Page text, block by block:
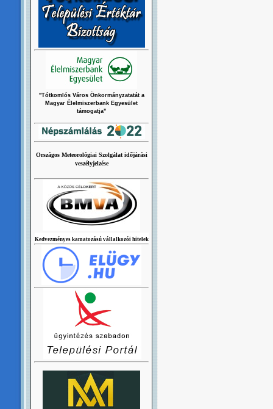
"Tótkomlós Város Önkormányzatatát a
Magyar Élelmiszerbank Egyesület
támogatja"
Országos Meteorológiai Szolgálat időjárási
veszélyjelzése
Kedvezményes kamatozású vállalkozói hitelek